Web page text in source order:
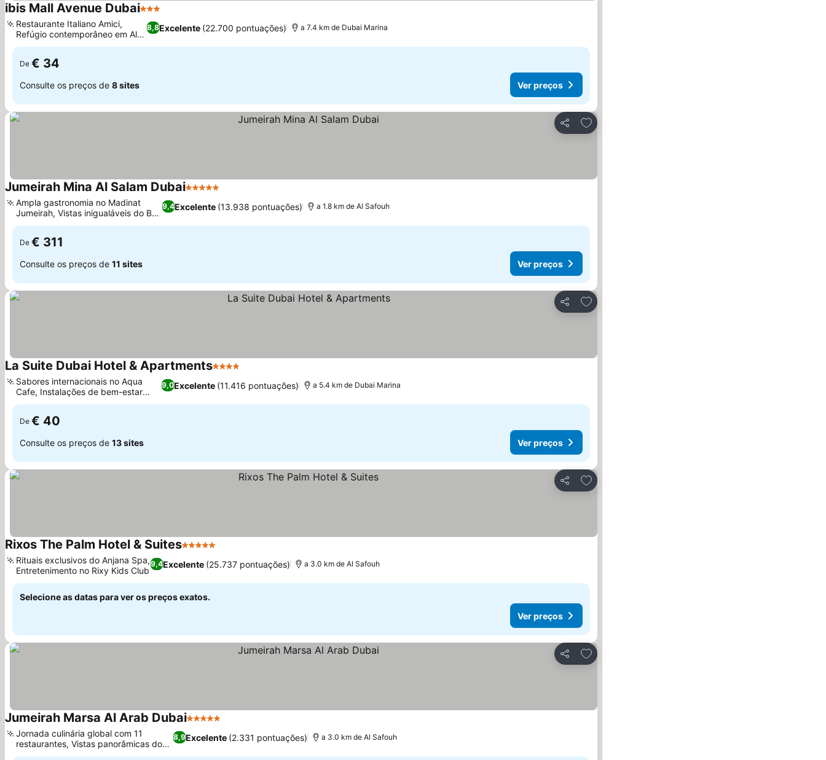
ibis Mall Avenue Dubai3 Estrelas
8,8Excelente (22.700 pontuações)
Restaurante Italiano Amici,
Refúgio contemporâneo em Al
Barsha
a 7.4 km de Dubai Marina
De € 34
Consulte os preços de 8 sites Ver preços
Partilhar
Adicionar aos favoritos
Jumeirah Mina Al Salam Dubai5 Estrelas
9,4Excelente (13.938 pontuações)
Ampla gastronomia no Madinat
Jumeirah, Vistas inigualáveis do Burj
Al Arab
a 1.8 km de Al Safouh
De € 311
Consulte os preços de 11 sites Ver preços
Partilhar
Adicionar aos favoritos
La Suite Dubai Hotel & Apartments4 Estrelas
9,0Excelente (11.416 pontuações)
Sabores internacionais no Aqua
Cafe, Instalações de bem-estar
completas
a 5.4 km de Dubai Marina
De € 40
Consulte os preços de 13 sites Ver preços
Partilhar
Adicionar aos favoritos
Rixos The Palm Hotel & Suites5 Estrelas
9,4Excelente (25.737 pontuações)
Rituais exclusivos do Anjana Spa,
Entretenimento no Rixy Kids Club
a 3.0 km de Al Safouh
Selecione as datas para ver os preços exatos.
Ver preços
Partilhar
Adicionar aos favoritos
Jumeirah Marsa Al Arab Dubai5 Estrelas
8,9Excelente (2.331 pontuações)
Jornada culinária global com 11
restaurantes, Vistas panorâmicas do
Golfo Arábico
a 3.0 km de Al Safouh